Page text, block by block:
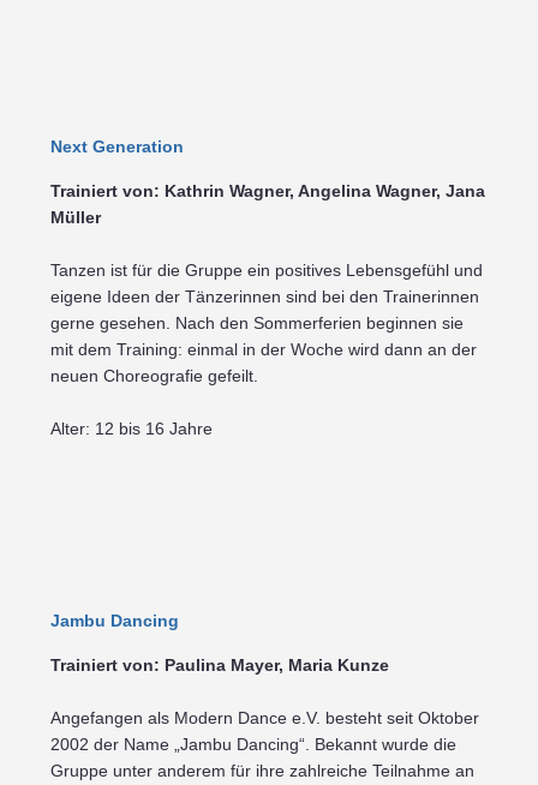
Next Generation
Trainiert von: Kathrin Wagner, Angelina Wagner, Jana
Müller
Tanzen ist für die Gruppe ein positives Lebensgefühl und
eigene Ideen der Tänzerinnen sind bei den Trainerinnen
gerne gesehen. Nach den Sommerferien beginnen sie
mit dem Training: einmal in der Woche wird dann an der
neuen Choreografie gefeilt.
Alter: 12 bis 16 Jahre
Jambu Dancing
Trainiert von: Paulina Mayer, Maria Kunze
Angefangen als Modern Dance e.V. besteht seit Oktober
2002 der Name „Jambu Dancing“. Bekannt wurde die
Gruppe unter anderem für ihre zahlreiche Teilnahme an